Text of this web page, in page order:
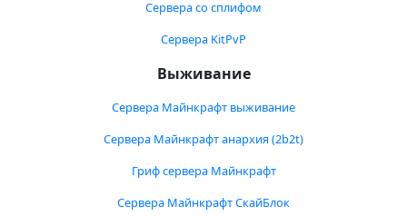
Сервера со сплифом
Сервера KitPvP
Выживание
Сервера Майнкрафт выживание
Сервера Майнкрафт анархия (2b2t)
Гриф сервера Майнкрафт
Сервера Майнкрафт СкайБлок